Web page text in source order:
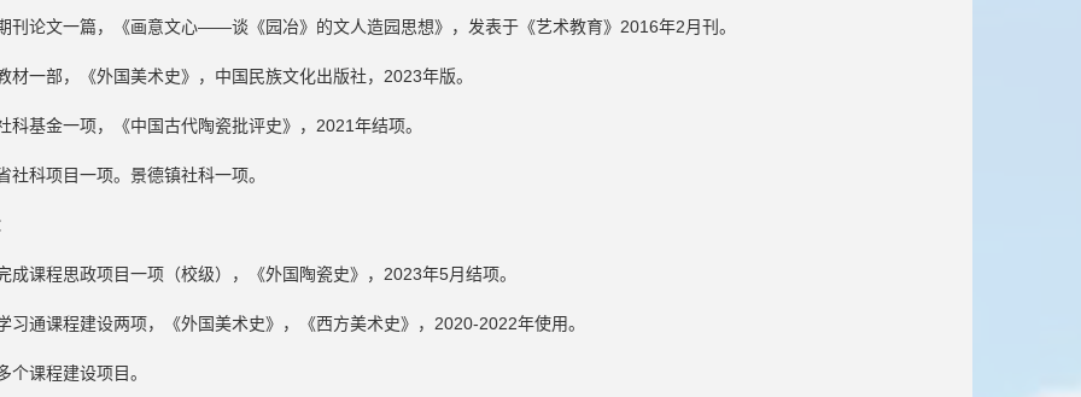
刊论文一篇，《画意文心——谈《园冶》的文人造园思想》，发表于《艺术教育》2016年2月刊。
材一部，《外国美术史》，中国民族文化出版社，2023年版。
科基金一项，《中国古代陶瓷批评史》，2021年结项。
社科项目一项。景德镇社科一项。
成课程思政项目一项（校级），《外国陶瓷史》，2023年5月结项。
习通课程建设两项，《外国美术史》，《西方美术史》，2020-2022年使用。
个课程建设项目。